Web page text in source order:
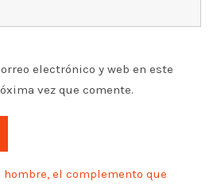
electrónico y web en este
vez que comente.
hombre, el complemento que